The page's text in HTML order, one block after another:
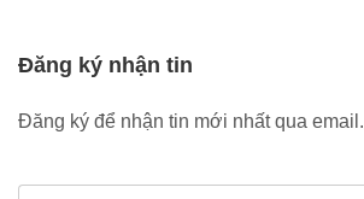
Đăng ký nhận tin
Đăng ký để nhận tin mới nhất qua email.